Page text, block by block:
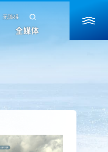
无障碍
全媒体